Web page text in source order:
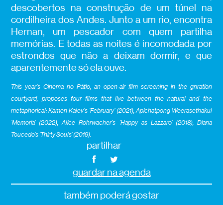
descobertos na construção de um túnel na
cordilheira dos Andes. Junto a um rio, encontra
Hernan, um pescador com quem partilha
memórias. E todas as noites é incomodada por
estrondos que não a deixam dormir, e que
aparentemente só ela ouve.
This year’s Cinema no Pátio, an open-air film screening in the gnration
courtyard, proposes four films that live between the natural and the
metaphorical: Kamen Kalev’s ‘February’ (2021), Apichatpong Weerasethakul
‘Memoria’ (2022), Alice Rohrwacher’s ‘Happy as Lazzaro’ (2018), Diana
Toucedo’s ‘Thirty Souls’ (2019).
partilhar
guardar na agenda
também poderá gostar